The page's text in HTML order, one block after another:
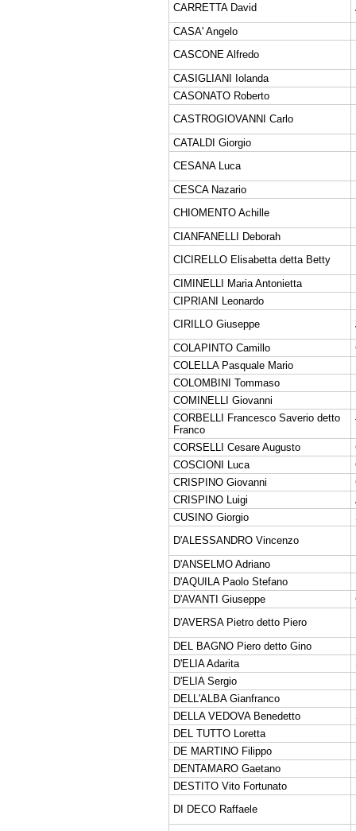
CARRETTA David
CASA' Angelo
CASCONE Alfredo
CASIGLIANI Iolanda
CASONATO Roberto
CASTROGIOVANNI Carlo
CATALDI Giorgio
CESANA Luca
CESCA Nazario
CHIOMENTO Achille
CIANFANELLI Deborah
CICIRELLO Elisabetta detta Betty
CIMINELLI Maria Antonietta
CIPRIANI Leonardo
CIRILLO Giuseppe
COLAPINTO Camillo
COLELLA Pasquale Mario
COLOMBINI Tommaso
COMINELLI Giovanni
CORBELLI Francesco Saverio detto
Franco
CORSELLI Cesare Augusto
COSCIONI Luca
CRISPINO Giovanni
CRISPINO Luigi
CUSINO Giorgio
D'ALESSANDRO Vincenzo
D'ANSELMO Adriano
D'AQUILA Paolo Stefano
D'AVANTI Giuseppe
D'AVERSA Pietro detto Piero
DEL BAGNO Piero detto Gino
D'ELIA Adarita
D'ELIA Sergio
DELL'ALBA Gianfranco
DELLA VEDOVA Benedetto
DEL TUTTO Loretta
DE MARTINO Filippo
DENTAMARO Gaetano
DESTITO Vito Fortunato
DI DECO Raffaele